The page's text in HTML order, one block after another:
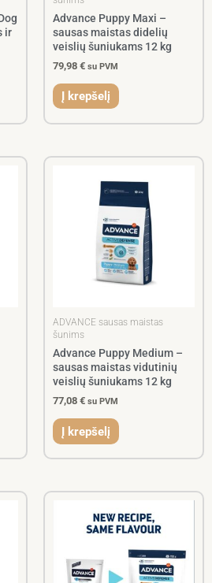
ir
Advance Puppy Maxi –
sausas maistas didelių
veislių šuniukams 12 kg
79,98 € su PVM
Į krepšelį
ADVANCE sausas maistas
šunims
Advance Puppy Medium –
sausas maistas vidutinių
veislių šuniukams 12 kg
77,08 € su PVM
Į krepšelį